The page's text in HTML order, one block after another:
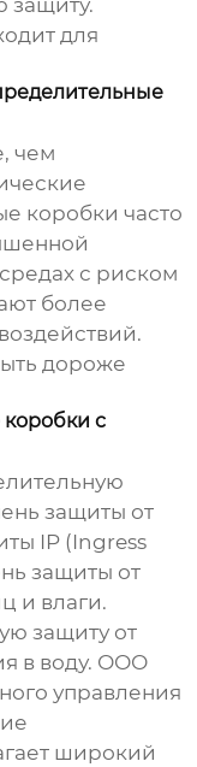
защиту.
для
чем
коробки часто
с риском
более
дороже
с
защиты от
IP (Ingress
защиты от
и влаги.
защиту от
в воду. ООО
управления
широкий